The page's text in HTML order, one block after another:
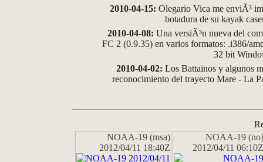
2010-04-15: Olegario Vica me enviÃ³
botadura de su kayak
2010-04-08: Una versiÃ³n nueva del
FC 2 (0.9.35) en varios formatos: .i386/
32 bit
2010-04-02: Los Battainos y algunos
reconocimiento del trayecto Mare - La
NOAA-19 (msa)
2012/04/11 18:40Z
NOAA-19 (no)
2012/04/11 06:10Z